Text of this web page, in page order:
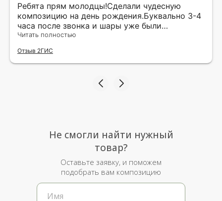
Ребята прям молодцы!Сделали чудесную
композицию на день рождения.Буквально 3-4
часа после звонка и шары уже были
доставлены мне по адресу.Качество
рада.
Читать полностью
Отзыв 2ГИС
Не смогли найти нужный
товар?
Оставьте заявку, и поможем
подобрать вам композицию